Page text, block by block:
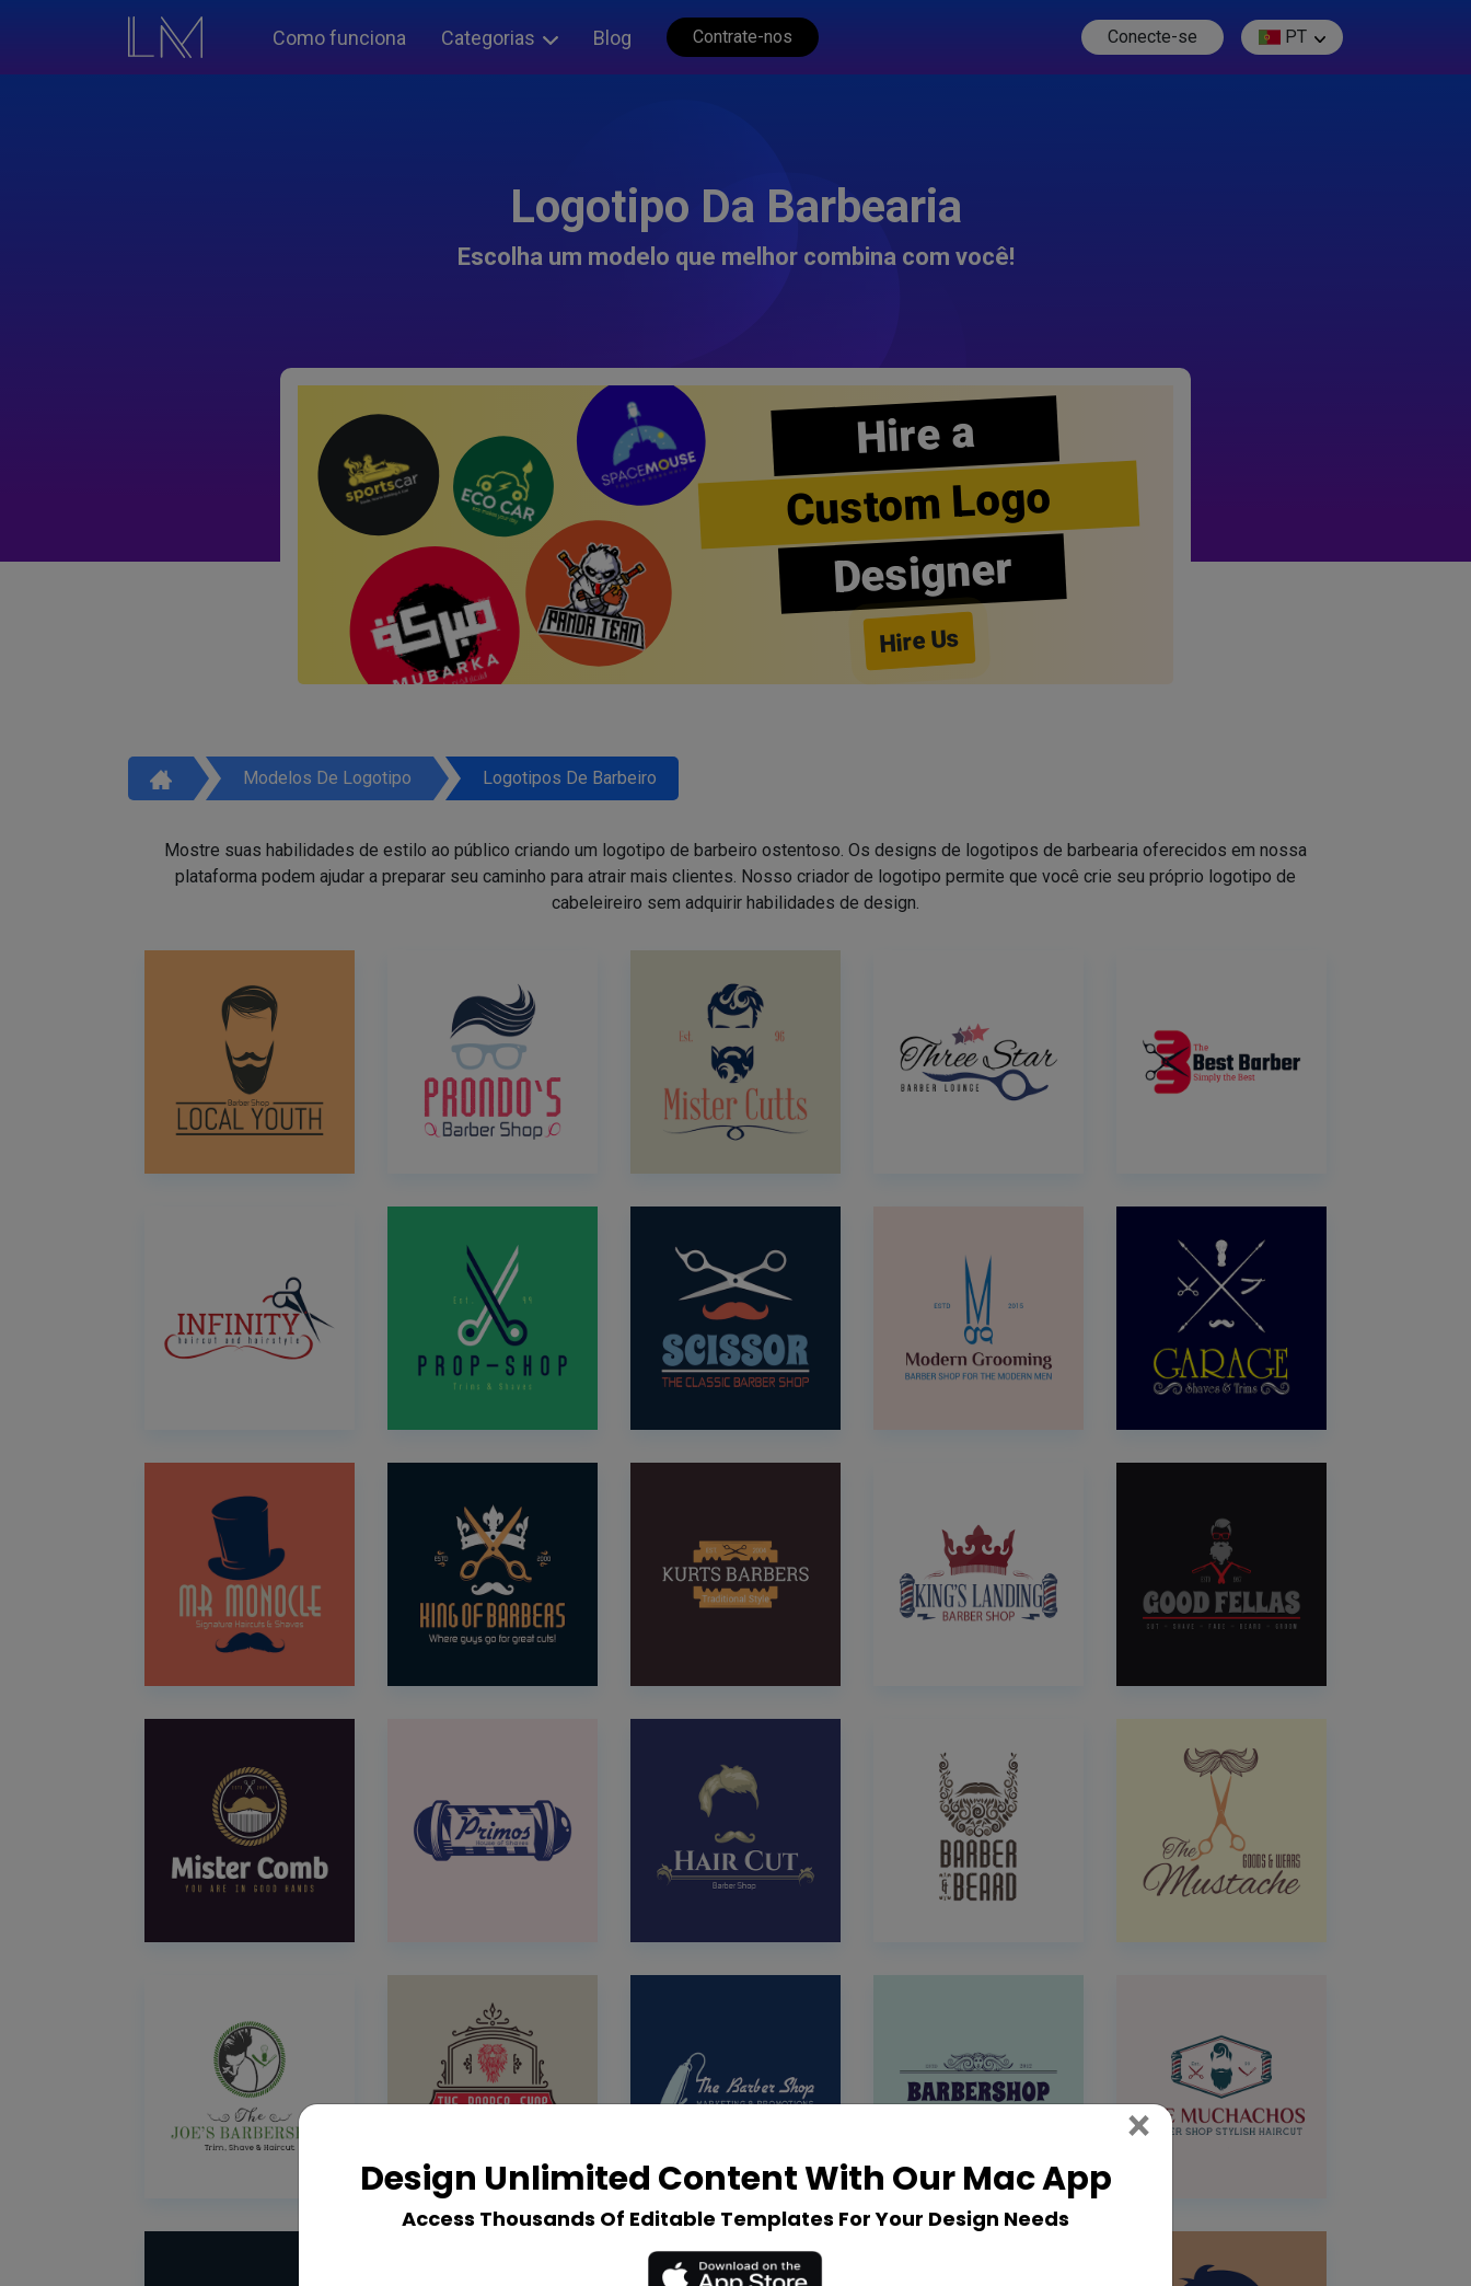
Como funciona Categorias Blog Contrate-nos Conecte-se PT
Logotipo Da Barbearia
Escolha um modelo que melhor combina com você!
Hire a
Custom Logo
Designer
Hire Us
Modelos De Logotipo Logotipos De Barbeiro
Mostre suas habilidades de estilo ao público criando um logotipo de barbeiro ostentoso. Os designs de logotipos de barbearia oferecidos em nossa
plataforma podem ajudar a preparar seu caminho para atrair mais clientes. Nosso criador de logotipo permite que você crie seu próprio logotipo de
cabeleireiro sem adquirir habilidades de design.
Design Unlimited Content With Our Mac App
Access Thousands Of Editable Templates For Your Design Needs
× Close